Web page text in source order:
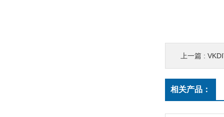
上一篇 :
相关产品：